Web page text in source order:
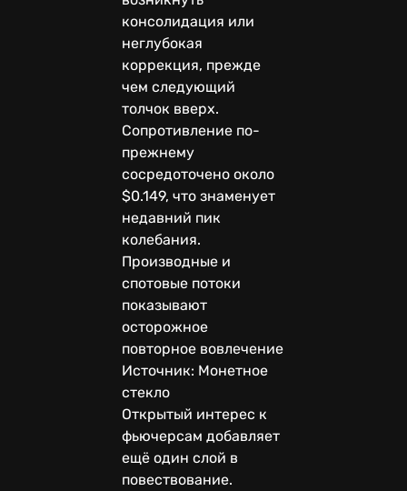
консолидация или
неглубокая
коррекция, прежде
чем следующий
толчок вверх.
Сопротивление по-
прежнему
сосредоточено около
$0.149, что знаменует
недавний пик
колебания.
Производные и
спотовые потоки
показывают
осторожное
повторное вовлечение
Источник: Монетное
стекло
Открытый интерес к
фьючерсам добавляет
ещё один слой в
повествование.